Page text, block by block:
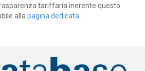
tariffaria inerente questo
allapagina dedicata